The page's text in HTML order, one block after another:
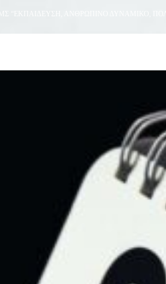
ΠΜΣ “ΕΚΠΑΙΔΕΥΣΗ, ΑΝΘΡΩΠΙΝΟ ΔΥΝΑΜΙΚΟ,